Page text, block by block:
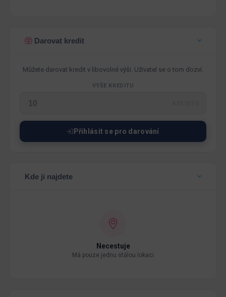
Darovat kredit
Můžete darovat kredit v libovolné výši. Uživatel se o tom dozví.
VÝŠE KREDITU
Přihlásit se pro darování
Kde ji najdete
Necestuje
Má pouze jednu stálou lokaci